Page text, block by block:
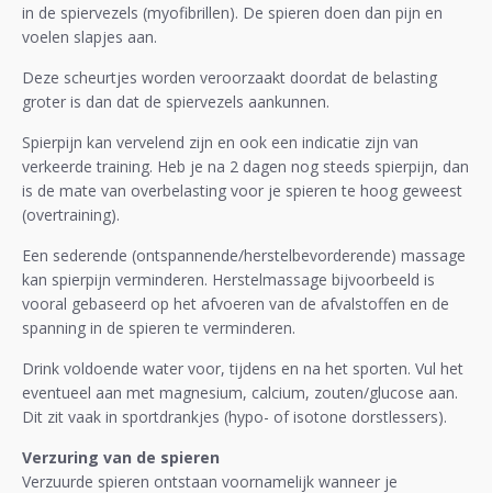
in de spiervezels (myofibrillen). De spieren doen dan pijn en
voelen slapjes aan.
Deze scheurtjes worden veroorzaakt doordat de belasting
groter is dan dat de spiervezels aankunnen.
Spierpijn kan vervelend zijn en ook een indicatie zijn van
verkeerde training. Heb je na 2 dagen nog steeds spierpijn, dan
is de mate van overbelasting voor je spieren te hoog geweest
(overtraining).
Een sederende (ontspannende/herstelbevorderende) massage
kan spierpijn verminderen. Herstelmassage bijvoorbeeld is
vooral gebaseerd op het afvoeren van de afvalstoffen en de
spanning in de spieren te verminderen.
Drink voldoende water voor, tijdens en na het sporten. Vul het
eventueel aan met magnesium, calcium, zouten/glucose aan.
Dit zit vaak in sportdrankjes (hypo- of isotone dorstlessers).
Verzuring van de spieren
Verzuurde spieren ontstaan voornamelijk wanneer je